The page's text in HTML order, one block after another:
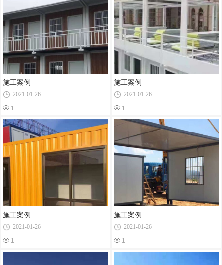
施工案例
2021-01-26
1
施工案例
2021-01-26
1
施工案例
2021-01-26
1
施工案例
2021-01-26
1